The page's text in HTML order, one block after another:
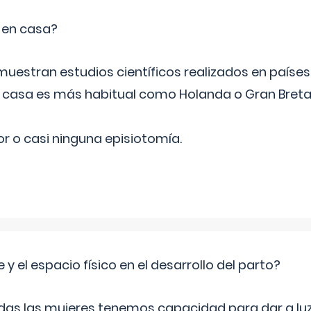
casa?
estudios científicos realizados en
es más habitual como Holanda o Gran
o casi ninguna episiotomía.
y el espacio físico en el desarrollo del parto?